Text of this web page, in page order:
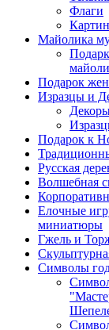
Флаги
Майолика
Подарок
Изразцы и
Подарок к
Русская
Волшебная
Елочные
миниатюры
Гжель и
Символы